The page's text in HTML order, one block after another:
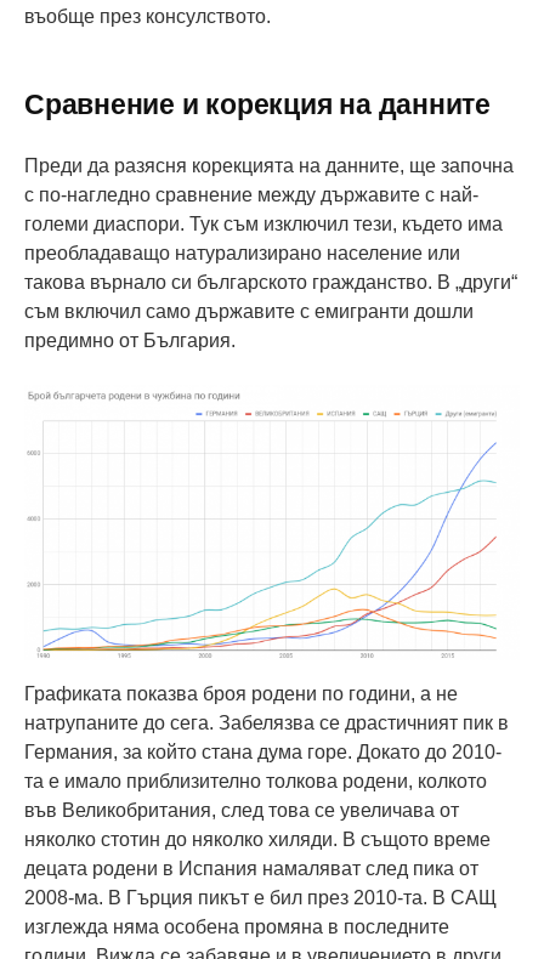
въобще през консулството.
Сравнение и корекция на данните
Преди да разясня корекцията на данните, ще започна
с по-нагледно сравнение между държавите с най-
големи диаспори. Тук съм изключил тези, където има
преобладаващо натурализирано население или
такова върнало си българското гражданство. В „други“
съм включил само държавите с емигранти дошли
предимно от България.
Графиката показва броя родени по години, а не
натрупаните до сега. Забелязва се драстичният пик в
Германия, за който стана дума горе. Докато до 2010-
та е имало приблизително толкова родени, колкото
във Великобритания, след това се увеличава от
няколко стотин до няколко хиляди. В същото време
децата родени в Испания намаляват след пика от
2008-ма. В Гърция пикът е бил през 2010-та. В САЩ
изглежда няма особена промяна в последните